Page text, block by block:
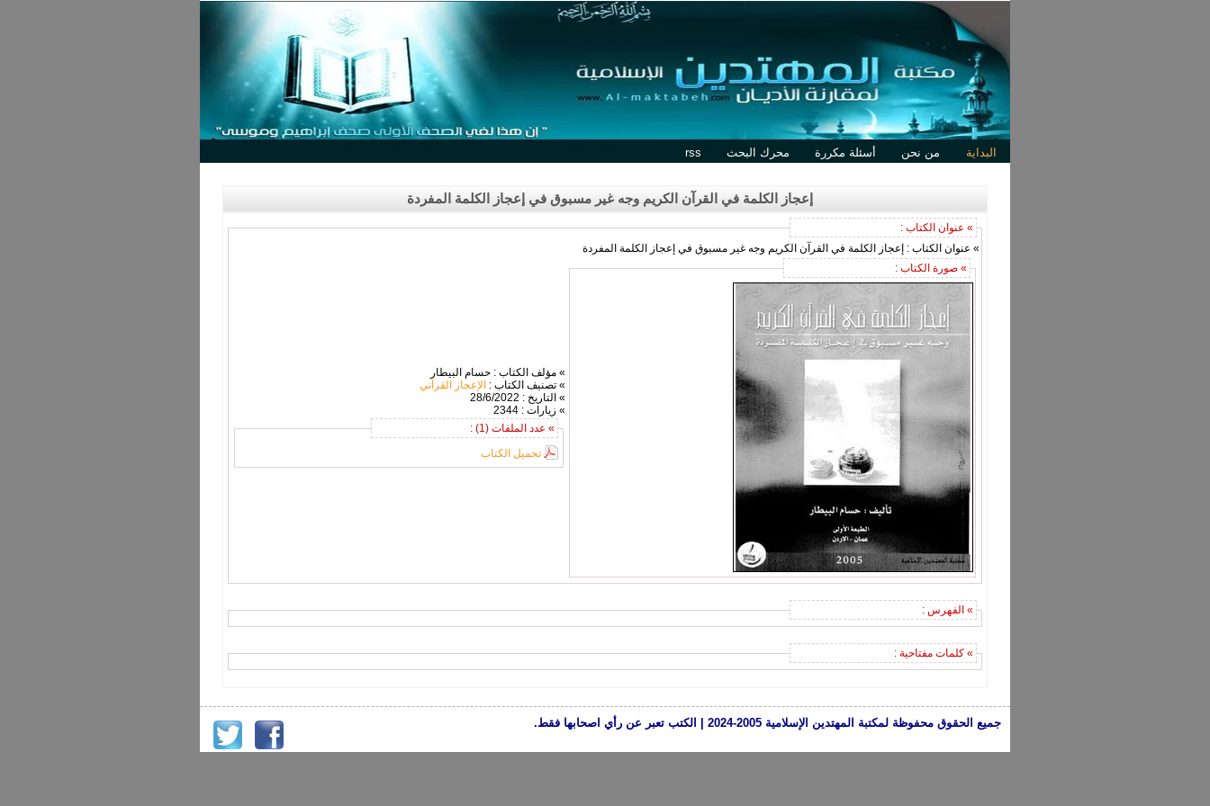
البداية من نحن أسئلة مكررة محرك البحث rss
إعجاز الكلمة في القرآن الكريم وجه غير مسبوق في إعجاز الكلمة المفردة
» عنوان الكتاب :
» عنوان الكتاب : إعجاز الكلمة في القرآن الكريم وجه غير مسبوق في إعجاز الكلمة المفردة
» صورة الكتاب :
» مؤلف الكتاب : حسام البيطار
» تصنيف الكتاب : الإعجاز القرآني
» التاريخ : 28/6/2022
» زيارات : 2344
» عدد الملفات (1) :
تحميل الكتاب
» الفهرس :
» كلمات مفتاحية :
جميع الحقوق محفوظة لمكتبة المهتدين الإسلامية 2005-2024 | الكتب تعبر عن رأي اصحابها فقط.